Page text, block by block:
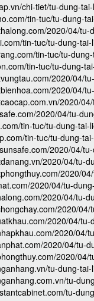
chi-tiet/tu-dung-
tin-tuc/tu-dung-
2020/04/
tin-tuc/tu-dung-
tin-tuc/tu-
tin-tuc/tu-dung-
2020/04/
2020/04/
2020/
2020/04/tu-
tin-tuc/tu-dung-tai-
tin-tuc/tu-dung-
2020/04/
2020/04/tu-
2020/
2020/04/tu-
2020/04/tu-
2020/
2020/04/
2020/
2020/04/tu-
2020/
tu-dung-
tu-
tu-